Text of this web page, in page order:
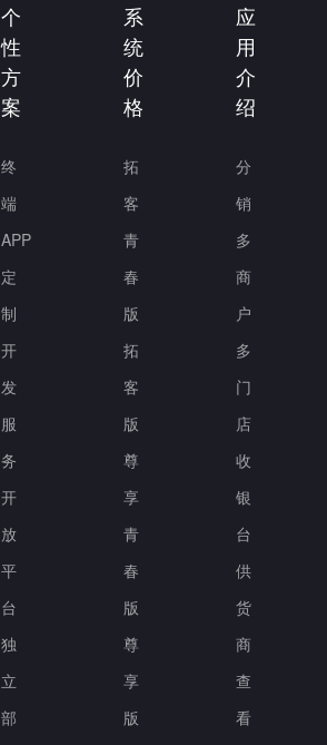
个
性
方
案
终
端
APP
定
制
开
发
服
务
开
放
平
台
独
立
部
系
统
价
格
拓
客
青
春
版
拓
客
版
尊
享
青
春
版
尊
享
版
应
用
介
绍
分
销
多
商
户
多
门
店
收
银
台
供
货
商
查
看